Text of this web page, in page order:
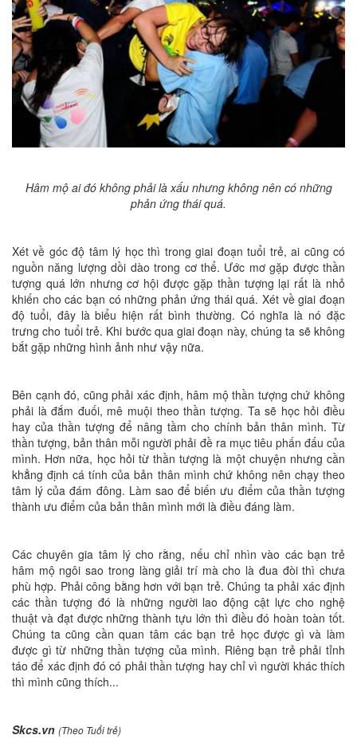
Hâm mộ ai đó không phải là xấu nhưng không nên có những
phản ứng thái quá.
Xét về góc độ tâm lý học thì trong giai đoạn tuổi trẻ, ai cũng có
nguồn năng lượng dồi dào trong cơ thể. Ước mơ gặp được thần
tượng quá lớn nhưng cơ hội được gặp thần tượng lại rất là nhỏ
khiến cho các bạn có những phản ứng thái quá. Xét về giai đoạn
độ tuổi, đây là biểu hiện rất bình thường. Có nghĩa là nó đặc
trưng cho tuổi trẻ. Khi bước qua giai đoạn này, chúng ta sẽ không
bắt gặp những hình ảnh như vậy nữa.
Bên cạnh đó, cũng phải xác định, hâm mộ thần tượng chứ không
phải là đắm đuối, mê muội theo thần tượng. Ta sẽ học hỏi điều
hay của thần tượng để nâng tầm cho chính bản thân mình. Từ
thần tượng, bản thân mỗi người phải đề ra mục tiêu phấn đấu của
mình. Hơn nữa, học hỏi từ thần tượng là một chuyện nhưng cần
khẳng định cá tính của bản thân mình chứ không nên chạy theo
tâm lý của đám đông. Làm sao để biến ưu điểm của thần tượng
thành ưu điểm của bản thân mình mới là điều đáng làm.
Các chuyên gia tâm lý cho rằng, nếu chỉ nhìn vào các bạn trẻ
hâm mộ ngôi sao trong làng giải trí mà cho là đua đòi thì chưa
phù hợp. Phải công bằng hơn với bạn trẻ. Chúng ta phải xác định
các thần tượng đó là những người lao động cật lực cho nghệ
thuật và đạt được những thành tựu lớn thì điều đó hoàn toàn tốt.
Chúng ta cũng cần quan tâm các bạn trẻ học được gì và làm
được gì từ những thần tượng của mình. Riêng bạn trẻ phải tỉnh
táo để xác định đó có phải thần tượng hay chỉ vì người khác thích
thì mình cũng thích...
Skcs.vn (Theo Tuổi trẻ)